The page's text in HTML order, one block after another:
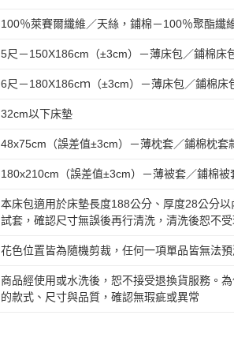
100％萊賽爾纖維／天絲，鋪棉－100％聚酯纖
5尺－150X186cm（±3cm）－薄床包／鋪棉床
6尺－180X186cｍ（±3cm）－薄床包／鋪棉床
32cm以下床墊
48x75cm（誤差值±3cm）－薄枕套／鋪棉枕套
180x210cm（誤差值±3cm）－薄被套／鋪棉被
本床包適用於床墊長度188公分、厚度28公分
試套，確認尺寸無誤後再行清洗，清洗後恕不
花色位置皆為隨機剪裁，任何一項單品皆無法
商品經使用或水洗後，恕不接受退換貨服務。
的款式、尺寸與品質，確認無瑕疵或異常